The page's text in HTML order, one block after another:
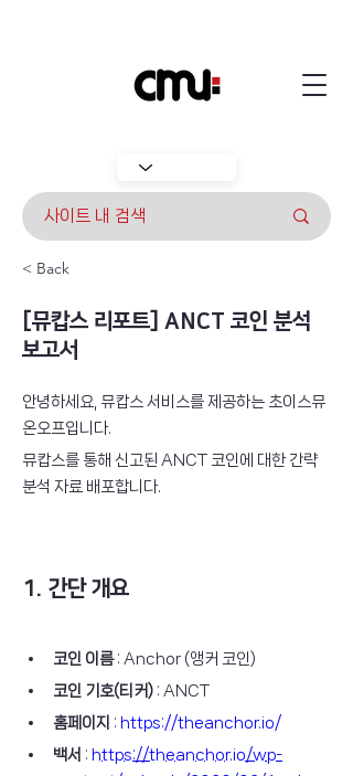
< Back
[뮤캅스 리포트] ANCT 코인 분석
보고서
안녕하세요, 뮤캅스 서비스를 제공하는 초이스뮤
온오프입니다.
뮤캅스를 통해 신고된 ANCT 코인에 대한 간략
분석 자료 배포합니다.
1. 간단 개요
코인 이름 : Anchor (앵커 코인)
코인 기호(티커) : ANCT
홈페이지 : https://theanchor.io/
백서 : https://theanchor.io/wp-